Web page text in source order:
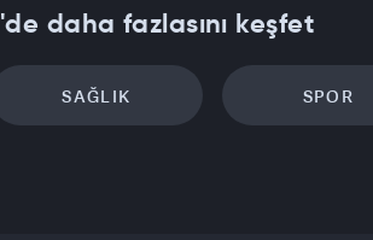
'de daha fazlasını keşfet
SAĞLIK SPOR